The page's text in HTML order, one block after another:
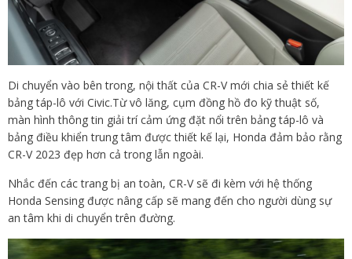
Di chuyển vào bên trong, nội thất của CR-V mới chia sẻ thiết kế
bảng táp-lô với Civic.Từ vô lăng, cụm đồng hồ đo kỹ thuật số,
màn hình thông tin giải trí cảm ứng đặt nổi trên bảng táp-lô và
bảng điều khiển trung tâm được thiết kế lại, Honda đảm bảo rằng
CR-V 2023 đẹp hơn cả trong lẫn ngoài.
Nhắc đến các trang bị an toàn, CR-V sẽ đi kèm với hệ thống
Honda Sensing được nâng cấp sẽ mang đến cho người dùng sự
an tâm khi di chuyển trên đường.